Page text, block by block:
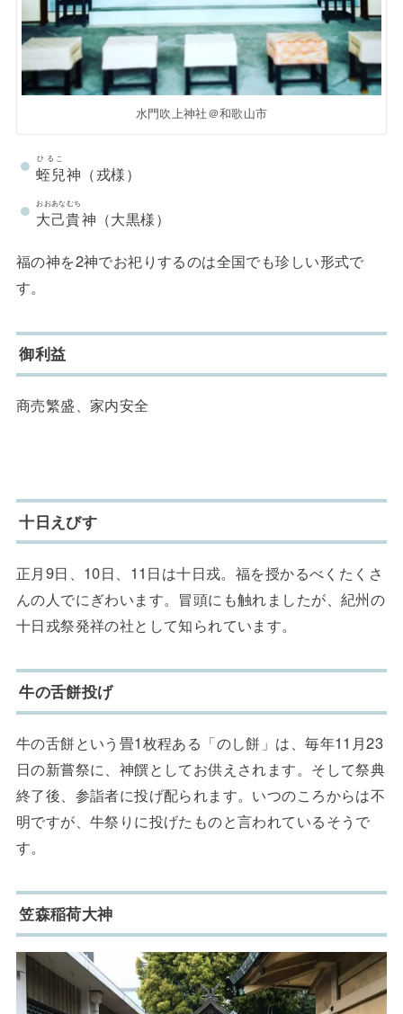
水門吹上神社＠和歌山市
蛭兒
ひるこ
神（戎様）
大己貴
おおあなむち
神（大黒様）
福の神を2神でお祀りするのは全国でも珍しい形式で
す。
御利益
商売繁盛、家内安全
十日えびす
正月9日、10日、11日は十日戎。福を授かるべくたくさ
んの人でにぎわいます。冒頭にも触れましたが、紀州の
十日戎祭発祥の社として知られています。
牛の舌餅投げ
牛の舌餅という畳1枚程ある「のし餅」は、毎年11月23
日の新嘗祭に、神饌としてお供えされます。そして祭典
終了後、参詣者に投げ配られます。いつのころからは不
明ですが、牛祭りに投げたものと言われているそうで
す。
笠森稲荷大神